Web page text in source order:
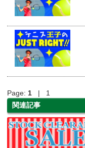
Page: 1 | 1
関連記事